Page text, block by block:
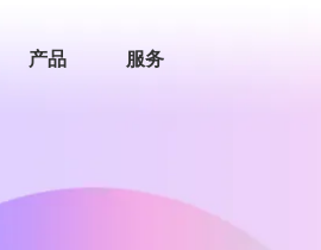
产品 服务